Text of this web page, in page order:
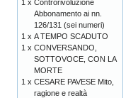
1 x Controrivoluzione
Abbonamento ai nn.
126/131 (sei numeri)
1 x A TEMPO SCADUTO
1 x CONVERSANDO,
SOTTOVOCE, CON LA
MORTE
1 x CESARE PAVESE Mito,
ragione e realtà